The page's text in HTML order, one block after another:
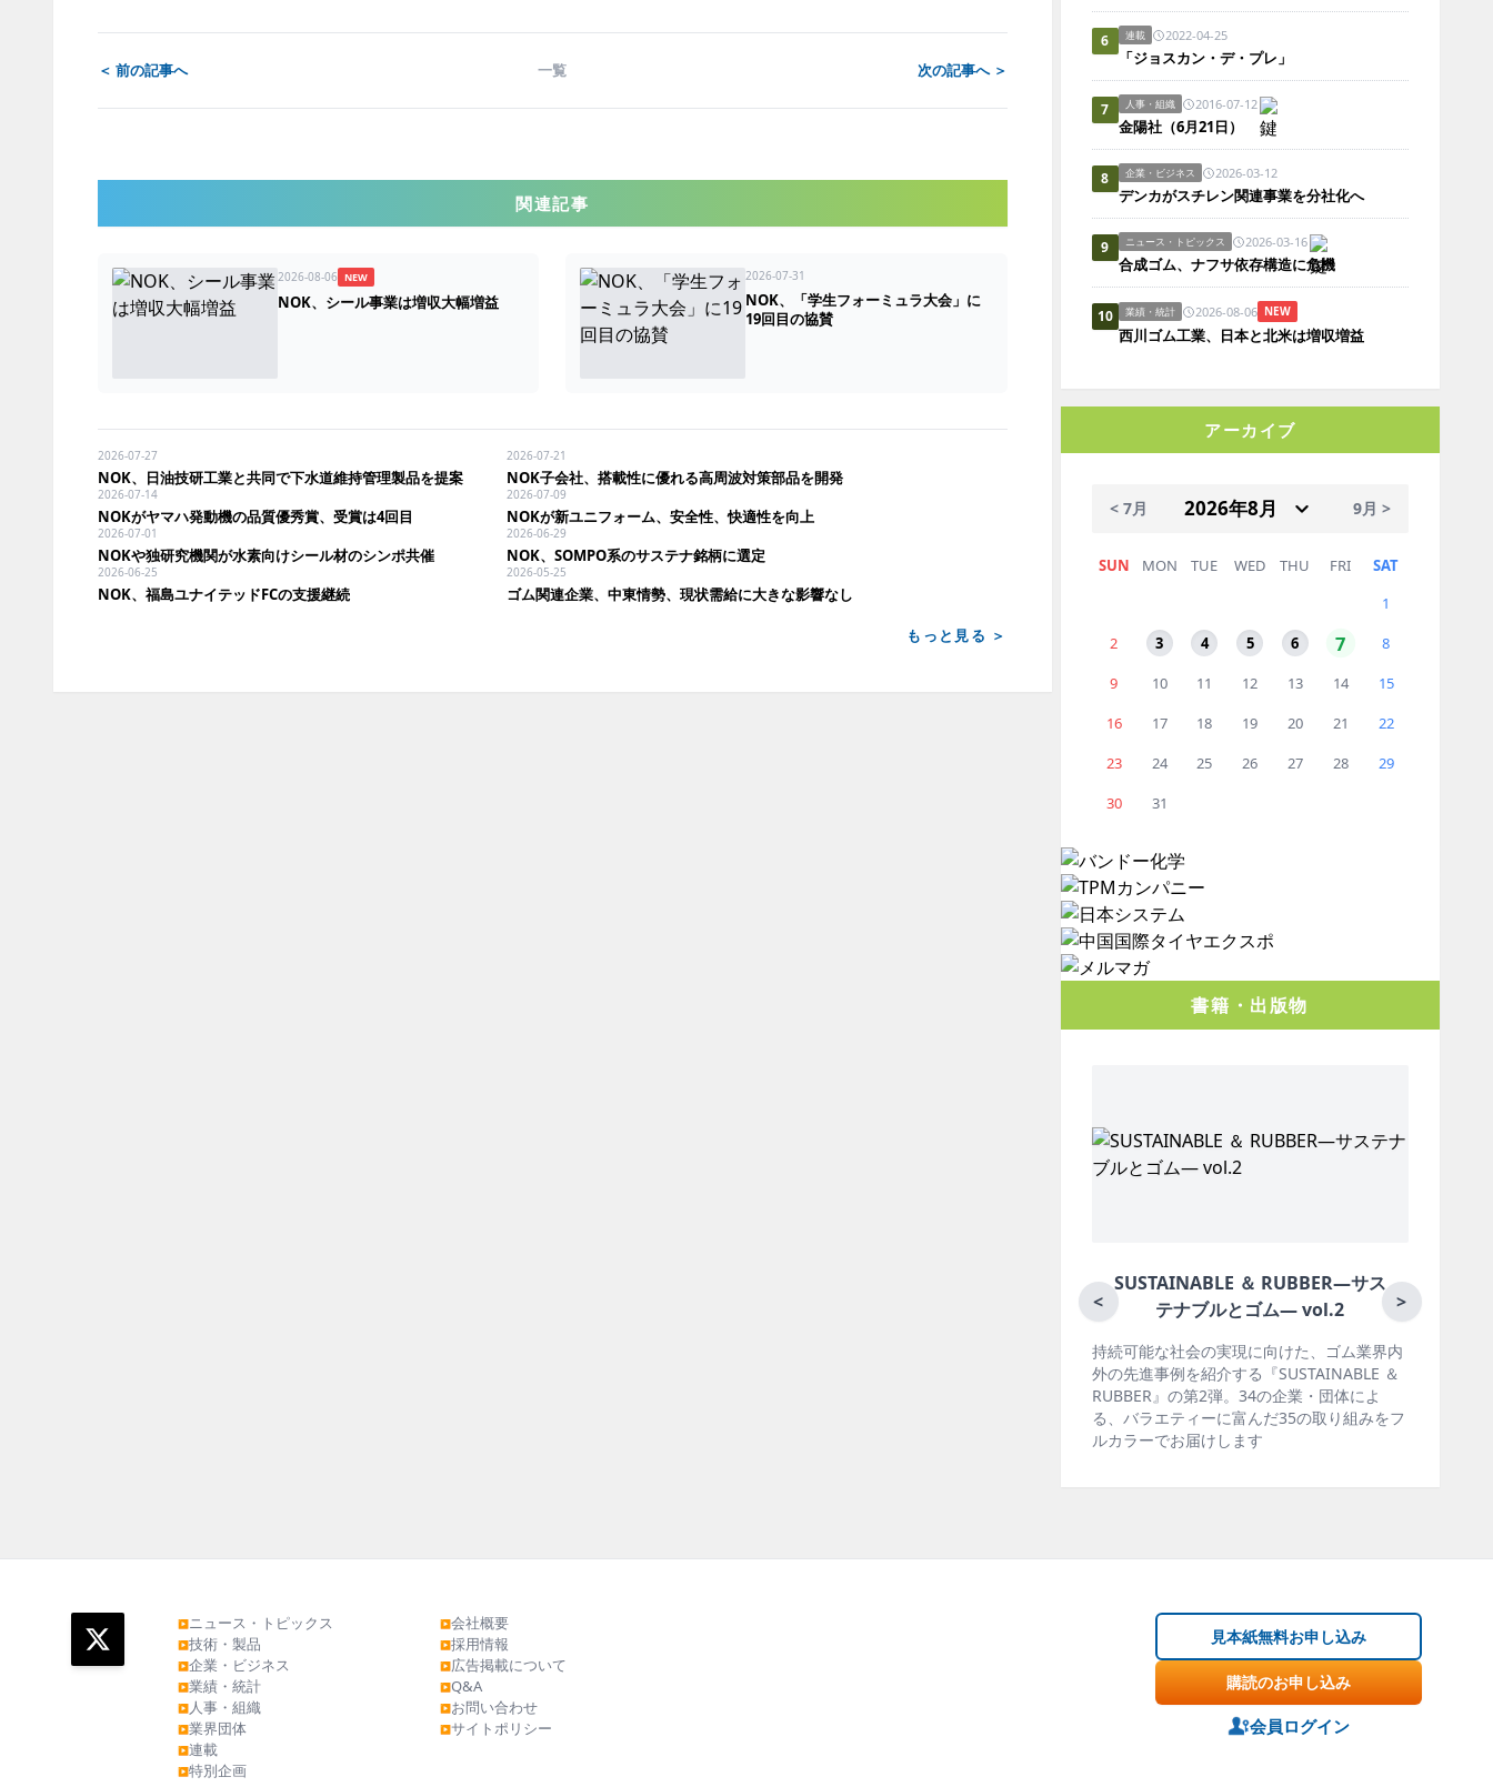
＜ 前の記事へ 一覧 次の記事へ ＞
関連記事
2026-08-06 NEW
NOK、シール事業は増収大幅増益
2026-07-31
NOK、「学生フォーミュラ大会」に
19回目の協賛
2026-07-27
NOK、日油技研工業と共同で下水道維持管理製品を提案
2026-07-21
NOK子会社、搭載性に優れる高周波対策部品を開発
2026-07-14
NOKがヤマハ発動機の品質優秀賞、受賞は4回目
2026-07-09
NOKが新ユニフォーム、安全性、快適性を向上
2026-07-01
NOKや独研究機関が水素向けシール材のシンポ共催
2026-06-29
NOK、SOMPO系のサステナ銘柄に選定
2026-06-25
NOK、福島ユナイテッドFCの支援継続
2026-05-25
ゴム関連企業、中東情勢、現状需給に大きな影響なし
もっと見る ＞
6 連載 2022-04-25
「ジョスカン・デ・プレ」
7 人事・組織 2016-07-12
金陽社（6月21日）
8 企業・ビジネス 2026-03-12
デンカがスチレン関連事業を分社化へ
9 ニュース・トピックス 2026-03-16
合成ゴム、ナフサ依存構造に危機
10 業績・統計 2026-08-06 NEW
西川ゴム工業、日本と北米は増収増益
アーカイブ
< 7月 9月 >
SUN MON TUE WED THU FRI
SAT
1
2
3 4 5 6 7
8
9
10 11 12 13 14
15
16
17 18 19 20 21
22
23
24 25 26 27 28
29
30
31
書籍・出版物
< >
SUSTAINABLE ＆ RUBBER―サス
テナブルとゴム― vol.2
持続可能な社会の実現に向けた、ゴム業界内
外の先進事例を紹介する『SUSTAINABLE ＆
RUBBER』の第2弾。34の企業・団体によ
る、バラエティーに富んだ35の取り組みをフ
月刊ラバーインダストリ
ゴム報知新聞の姉妹誌。ゴム・エ
製品・市場分野別の動向、新製品
材料動向、設備・機械の紹介、イ
ー、海外企業情報、統計などをコ
掲載しています。エッセイ（寄稿
▶ニュース・トピックス
▶技術・製品
▶企業・ビジネス
▶業績・統計
▶人事・組織
▶業界団体
▶連載
▶特別企画
▶会社概要
▶採用情報
▶広告掲載について
▶Q&A
▶お問い合わせ
▶サイトポリシー
見本紙無料お申し込み
購読のお申し込み
会員ログイン